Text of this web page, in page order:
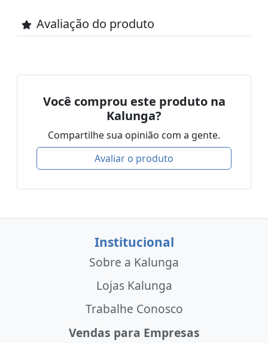
Avaliação do produto
Você comprou este produto na
Kalunga?
Compartilhe sua opinião com a gente.
Avaliar o produto
Institucional
Sobre a Kalunga
Lojas Kalunga
Trabalhe Conosco
Vendas para Empresas